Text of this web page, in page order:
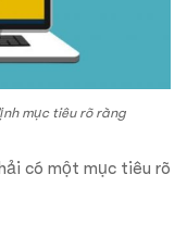
mục tiêu rõ ràng
có một mục tiêu rõ